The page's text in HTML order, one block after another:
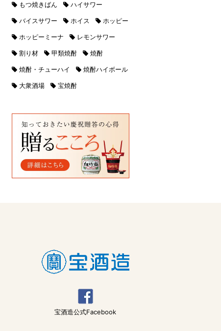
もつ焼きばん ハイサワー
バイスサワー ホイス ホッピー
ホッピーミーナ レモンサワー
割り材 甲類焼酎 焼酎
焼酎・チューハイ 焼酎ハイボール
大衆酒場 宝焼酎
宝酒造公式Facebook